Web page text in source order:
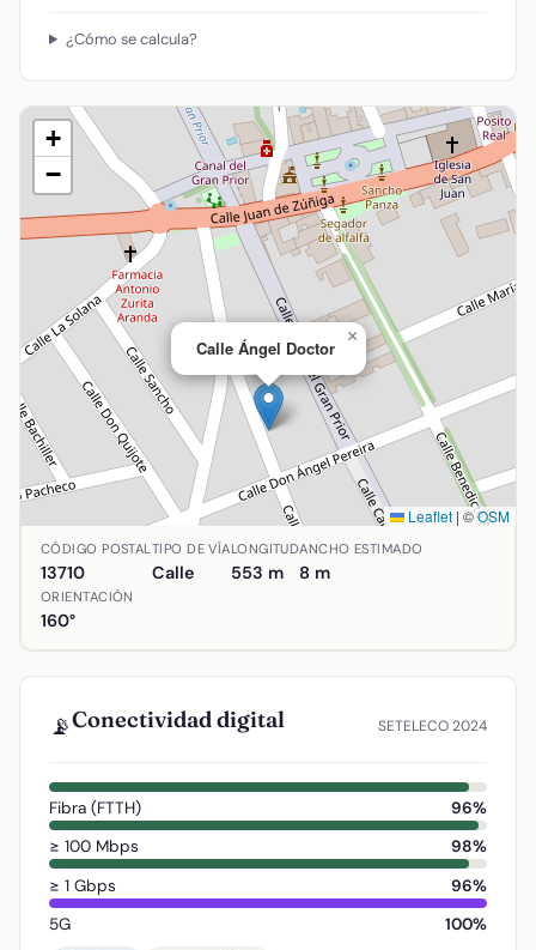
¿Cómo se calcula?
Calle Ángel Doctor
×
+
−
Leaflet | ©OSM
Ubicación de Calle Ángel Doctor en Argamasilla de
CÓDIGO POSTAL
13710
TIPO DE VÍA
Calle
LONGITUD
553 m
ANCHO ESTIMADO
8 m
ORIENTACIÓN
160°
📡Conectividad digital SETELECO 2024
Fibra (FTTH)
96%
≥ 100 Mbps
98%
≥ 1 Gbps
96%
5G
100%